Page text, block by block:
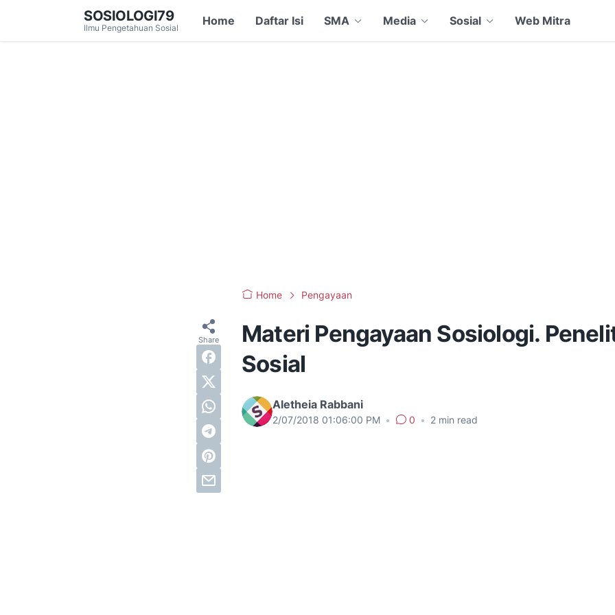
SOSIOLOGI79
Ilmu Pengetahuan Sosial
Home Daftar Isi SMA Media Sosial Web Mitra
Home Pengayaan
Materi Pengayaan Sosiologi.
Sosial
Aletheia Rabbani
2/07/2018 01:06:00 PM • 0 • 2 min read